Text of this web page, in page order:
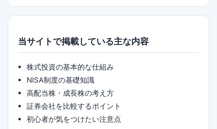
当サイトで掲載している主な内容
株式投資の基本的な仕組み
NISA制度の基礎知識
高配当株・成長株の考え方
証券会社を比較するポイント
初心者が気をつけたい注意点